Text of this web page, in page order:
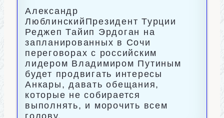
Александр
ЛюблинскийПрезидент Турции
Реджеп Тайип Эрдоган на
запланированных в Сочи
переговорах с российским
лидером Владимиром Путиным
будет продвигать интересы
Анкары, давать обещания,
которые не собирается
выполнять, и морочить всем
голову,